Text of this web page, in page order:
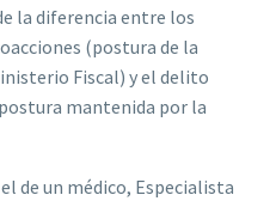
la diferencia entre los
(postura de la
Fiscal) y el delito
mantenida por la
de un médico, Especialista